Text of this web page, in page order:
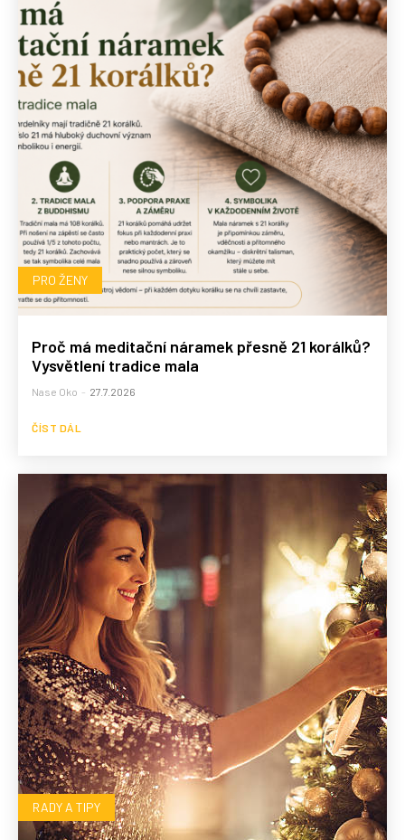
PRO ŽENY
Proč má meditační náramek přesně 21 korálků?
Vysvětlení tradice mala
Nase Oko - 27.7.2026
ČÍST DÁL
RADY A TIPY